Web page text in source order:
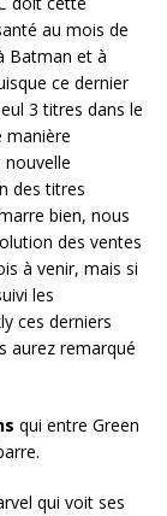
au mois de
Batman et à
ce dernier
3 titres dans le
manière
nouvelle
des titres
bien, nous
des ventes
à venir, mais si
les
ces derniers
aurez remarqué
qui entre Green
qui voit ses